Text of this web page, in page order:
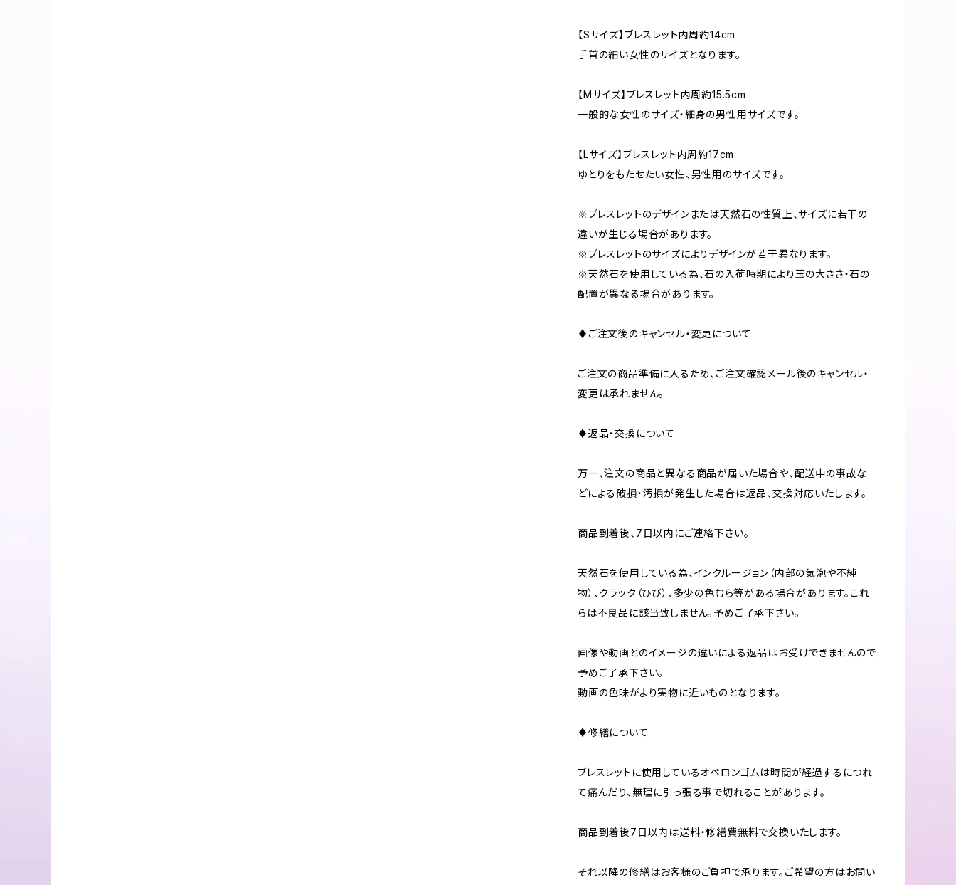
【Sサイズ】ブレスレット内周約14cm
手首の細い女性のサイズとなります。
【Mサイズ】ブレスレット内周約15.5cm
一般的な女性のサイズ・細身の男性用サイズです。
【Lサイズ】ブレスレット内周約17cm
ゆとりをもたせたい女性、男性用のサイズです。
※ブレスレットのデザインまたは天然石の性質上、サイズに若干の
違いが生じる場合があります。
※ブレスレットのサイズによりデザインが若干異なります。
※天然石を使用している為、石の入荷時期により玉の大きさ・石の
配置が異なる場合があります。
♦ご注文後のキャンセル・変更について
ご注文の商品準備に入るため、ご注文確認メール後のキャンセル・
変更は承れません。
♦返品・交換について
万一、注文の商品と異なる商品が届いた場合や、配送中の事故な
どによる破損・汚損が発生した場合は返品、交換対応いたします。
商品到着後、7日以内にご連絡下さい。
天然石を使用している為、インクルージョン（内部の気泡や不純
物）、クラック（ひび）、多少の色むら等がある場合があります。これ
らは不良品に該当致しません。予めご了承下さい。
画像や動画とのイメージの違いによる返品はお受けできませんので
予めご了承下さい。
動画の色味がより実物に近いものとなります。
♦修繕について
ブレスレットに使用しているオペロンゴムは時間が経過するにつれ
て痛んだり、無理に引っ張る事で切れることがあります。
商品到着後7日以内は送料・修繕費無料で交換いたします。
それ以降の修繕はお客様のご負担で承ります。ご希望の方はお問い